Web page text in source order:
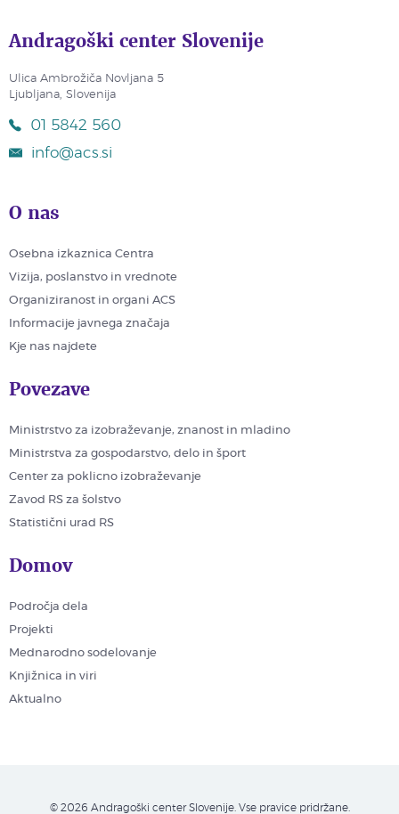
Andragoški center Slovenije
Ulica Ambrožiča Novljana 5
Ljubljana, Slovenija
01 5842 560
info@acs.si
O nas
Osebna izkaznica Centra
Vizija, poslanstvo in vrednote
Organiziranost in organi ACS
Informacije javnega značaja
Kje nas najdete
Povezave
Ministrstvo za izobraževanje, znanost in mladino
Ministrstva za gospodarstvo, delo in šport
Center za poklicno izobraževanje
Zavod RS za šolstvo
Statistični urad RS
Domov
Področja dela
Projekti
Mednarodno sodelovanje
Knjižnica in viri
Aktualno
© 2026 Andragoški center Slovenije. Vse pravice pridržane.